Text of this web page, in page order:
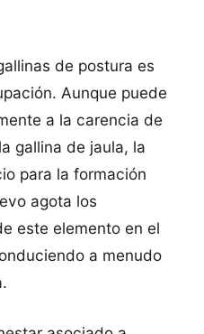
de postura es
Aunque puede
a la carencia de
gallina de jaula, la
para la formación
agota los
este elemento en el
a menudo